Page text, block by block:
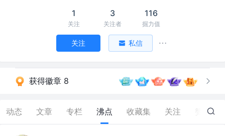
1
关注
3
关注者
116
掘力值
关注 私信
获得徽章 8
动态 文章 专栏 沸点 收藏集 关注 8